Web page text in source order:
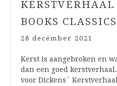
KERSTVERHAAL
BOOKS CLASSICS
28 december 2021
Kerst is aangebroken en
dan een goed
voor Dickens´